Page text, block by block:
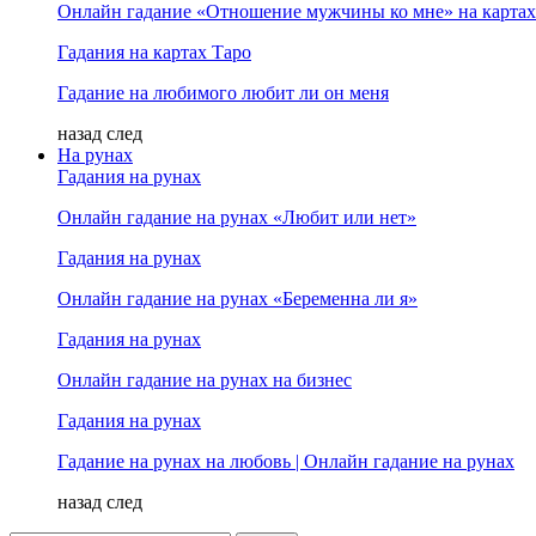
Онлайн гадание «Отношение мужчины ко мне» на
Гадания на картах Таро
Гадание на любимого любит ли он меня
назад след
На рунах
Гадания на рунах
Онлайн гадание на рунах «Любит или нет»
Гадания на рунах
Онлайн гадание на рунах «Беременна ли я»
Гадания на рунах
Онлайн гадание на рунах на бизнес
Гадания на рунах
Гадание на рунах на любовь | Онлайн гадание на рунах
назад след